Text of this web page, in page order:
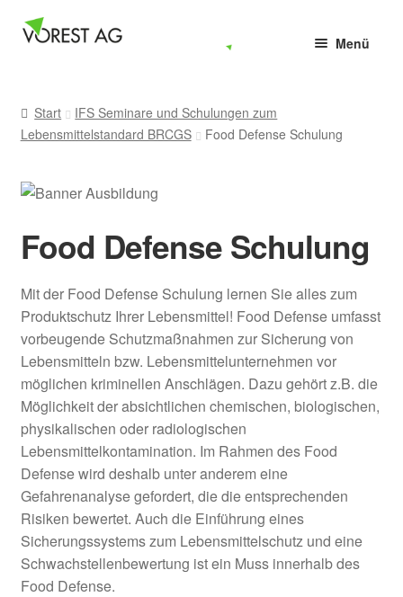
Zur
Zum
Menü
HACCP
Lebensmittelhygiene
E-Learning
Vorlagen
Start
IFS Seminare und Schulungen zum
Lebensmittelstandard BRCGS
Food Defense Schulung
Food Defense Schulung
Mit der Food Defense Schulung lernen Sie alles zum
Produktschutz Ihrer Lebensmittel! Food Defense umfasst
vorbeugende Schutzmaßnahmen zur Sicherung von
Lebensmitteln bzw. Lebensmittelunternehmen vor
möglichen kriminellen Anschlägen. Dazu gehört z.B. die
Möglichkeit der absichtlichen chemischen, biologischen,
physikalischen oder radiologischen
Lebensmittelkontamination. Im Rahmen des Food
Defense wird deshalb unter anderem eine
Gefahrenanalyse gefordert, die die entsprechenden
Risiken bewertet. Auch die Einführung eines
Sicherungssystems zum Lebensmittelschutz und eine
Schwachstellenbewertung ist ein Muss innerhalb des
Food Defense.